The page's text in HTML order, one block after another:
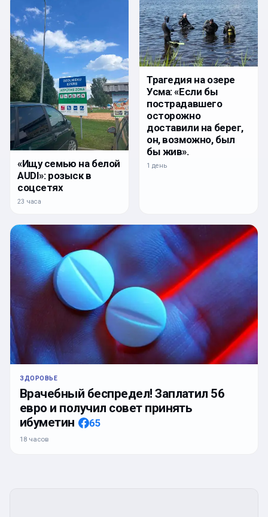
«Ищу семью на белой
AUDI»: розыск в
соцсетях
23 часа
Трагедия на озере
Усма: «Если бы
пострадавшего
осторожно
доставили на берег,
он, возможно, был
бы жив».
1 день
ЗДОРОВЬЕ
Врачебный беспредел! Заплатил 56
евро и получил совет принять
ибуметин
65
18 часов